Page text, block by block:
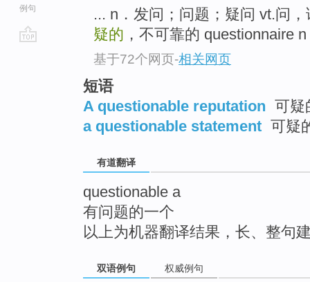
例句
... n．发问；问题；疑问 vt.问
疑的 ，不可靠的 questionnaire
基于72个网页-相关网页
短语
A questionable reputation 可疑
a questionable statement 可疑
有道翻译
questionable a
有问题的一个
以上为机器翻译结果，长、整句
双语例句 权威例句